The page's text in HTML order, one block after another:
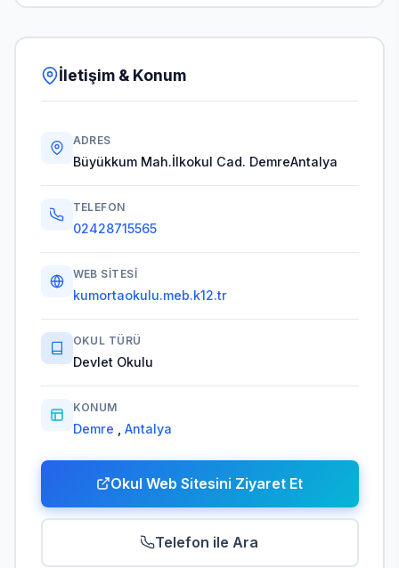
İletişim & Konum
ADRES
Büyükkum Mah.İlkokul Cad. DemreAntalya
TELEFON
02428715565
WEB SITESI
kumortaokulu.meb.k12.tr
OKUL TÜRÜ
Devlet Okulu
KONUM
Demre Antalya
Okul Web Sitesini Ziyaret Et
Telefon ile Ara